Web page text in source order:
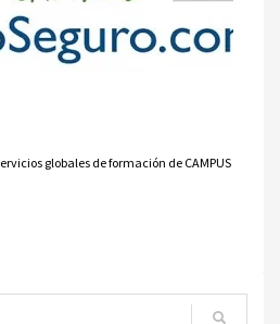
globales de formación de CAMPUS